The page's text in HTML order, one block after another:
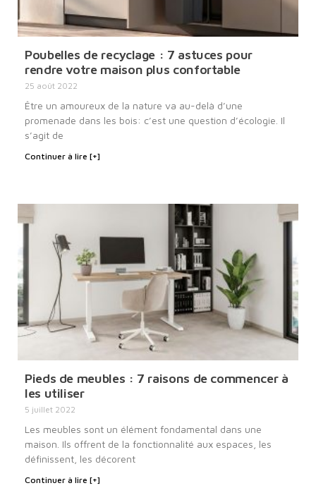
Poubelles de recyclage : 7 astuces pour
rendre votre maison plus confortable
25 août 2022
Être un amoureux de la nature va au-delà d’une
promenade dans les bois: c’est une question d’écologie. Il
s’agit de
Continuer à lire [+]
Pieds de meubles : 7 raisons de commencer à
les utiliser
5 juillet 2022
Les meubles sont un élément fondamental dans une
maison. Ils offrent de la fonctionnalité aux espaces, les
définissent, les décorent
Continuer à lire [+]